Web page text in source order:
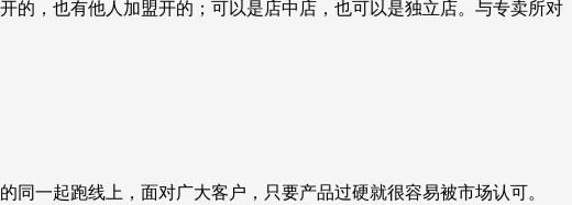
的，也有他人加盟开的；可以是店中店，也可以是独立店。与专卖所对
一起跑线上，面对广大客户，只要产品过硬就很容易被市场认可。